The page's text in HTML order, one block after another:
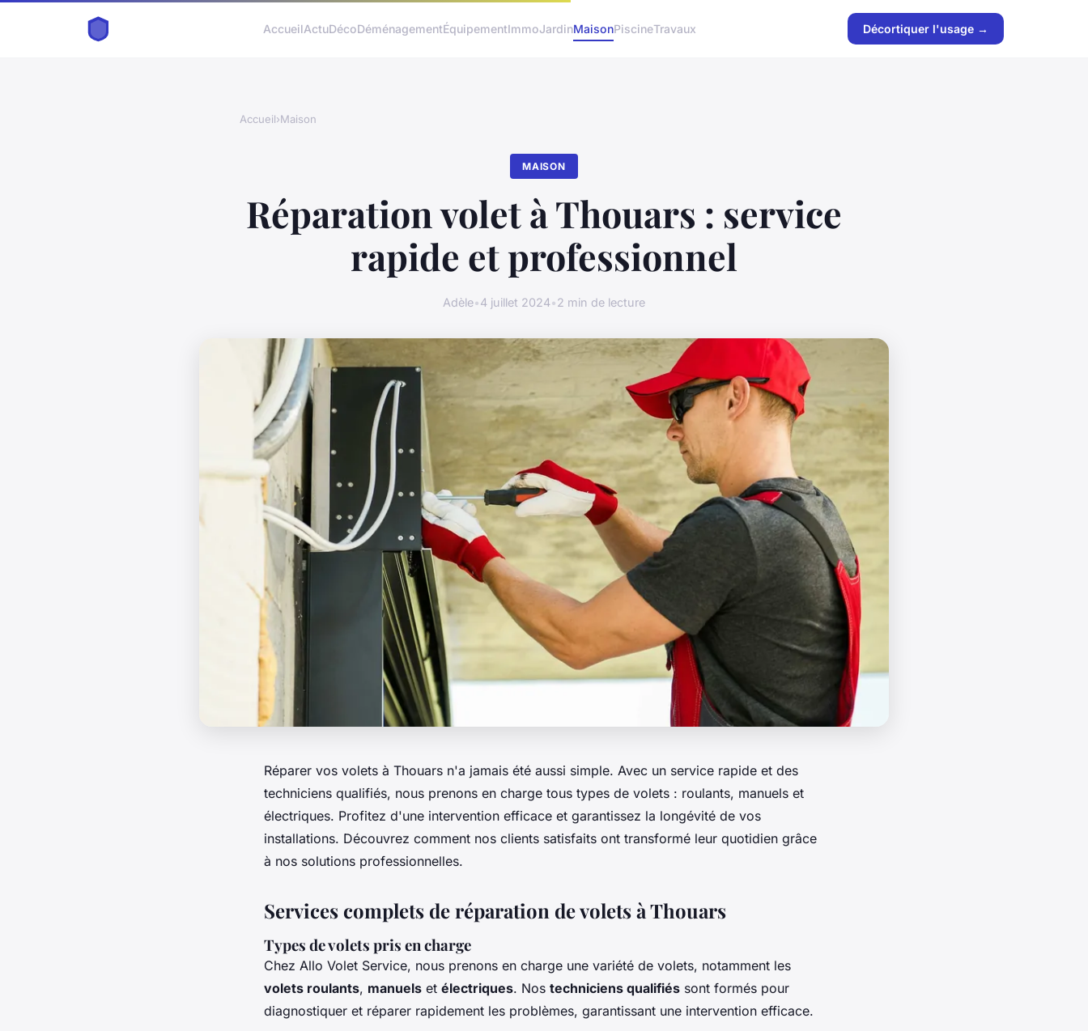
AccueilActuDécoDéménagementÉquipementImmoJardinMaisonPiscineTravaux Décortiquer l'usage →
Accueil›Maison
MAISON
Réparation volet à Thouars : service
rapide et professionnel
Adèle•4 juillet 2024•2 min de lecture
Réparer vos volets à Thouars n'a jamais été aussi simple. Avec un service rapide et des
techniciens qualifiés, nous prenons en charge tous types de volets : roulants, manuels et
électriques. Profitez d'une intervention efficace et garantissez la longévité de vos
installations. Découvrez comment nos clients satisfaits ont transformé leur quotidien grâce
à nos solutions professionnelles.
Services complets de réparation de volets à Thouars
Types de volets pris en charge
Chez Allo Volet Service, nous prenons en charge une variété de volets, notamment les
volets roulants, manuels et électriques. Nos techniciens qualifiés sont formés pour
diagnostiquer et réparer rapidement les problèmes, garantissant une intervention efficace.